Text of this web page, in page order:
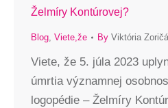
Želmíry Kontúrovej?
Blog, Viete,že By Viktória
Viete, že 5. júla 2023
úmrtia významnej
logopédie – Želmíry